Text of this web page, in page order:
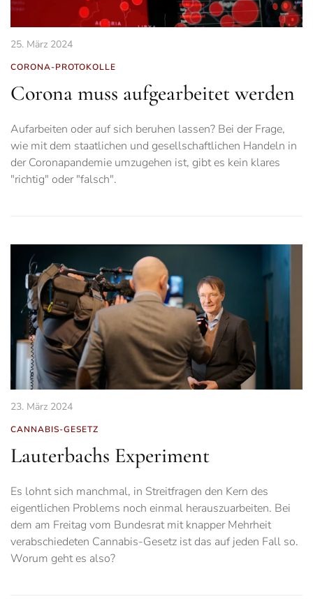
25. März 2024
CORONA-PROTOKOLLE
Corona muss aufgearbeitet werden
Aufarbeiten oder auf sich beruhen lassen? Bei der Frage,
wie mit dem staatlichen und gesellschaftlichen Handeln in
der Coronapandemie umzugehen ist, gibt es kein klares
"richtig" oder "falsch".
23. März 2024
CANNABIS-GESETZ
Lauterbachs Experiment
Es lohnt sich manchmal, in Streitfragen den Kern des
eigentlichen Problems noch einmal herauszuarbeiten. Bei
dem am Freitag vom Bundesrat mit knapper Mehrheit
verabschiedeten Cannabis-Gesetz ist das auf jeden Fall so.
Worum geht es also?